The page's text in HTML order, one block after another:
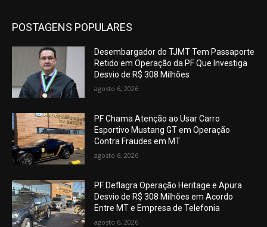
POSTAGENS POPULARES
Desembargador do TJMT Tem Passaporte
Retido em Operação da PF Que Investiga
Desvio de R$ 308 Milhões
agosto 6, 2026
PF Chama Atenção ao Usar Carro
Esportivo Mustang GT em Operação
Contra Fraudes em MT
agosto 6, 2026
PF Deflagra Operação Heritage e Apura
Desvio de R$ 308 Milhões em Acordo
Entre MT e Empresa de Telefonia
agosto 6, 2026